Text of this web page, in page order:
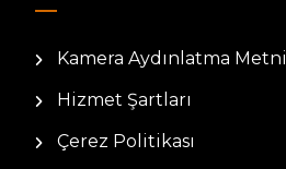
Kamera Aydınlatma Metni
Hizmet Şartları
Çerez Politikası